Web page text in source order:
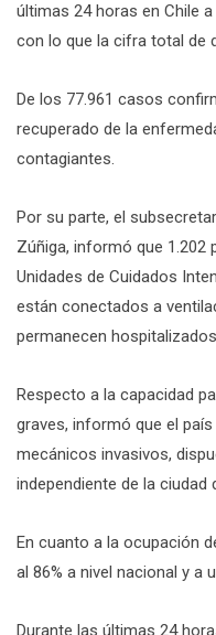
últimas 24 horas en Chile
con lo que la cifra total de
De los 77.961 casos
recuperado de la
contagiantes.
Por su parte, el
Zúñiga, informó que 1.202
Unidades de Cuidados
están conectados a
permanecen
Respecto a la capacidad
graves, informó que el
mecánicos invasivos,
independiente de la ciudad
En cuanto a la ocupación
al 86% a nivel nacional y a
Durante las últimas 24